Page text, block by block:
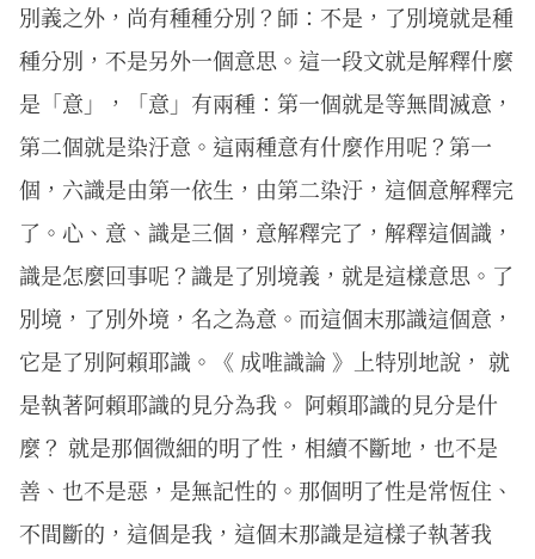
別義之外，尚有種種分別？師：不是，了別境就是種
種分別，不是另外一個意思。這一段文就是解釋什麼
是「意」，「意」有兩種：第一個就是等無間滅意，
第二個就是染汙意。這兩種意有什麼作用呢？第一
個，六識是由第一依生，由第二染汙，這個意解釋完
了。心、意、識是三個，意解釋完了，解釋這個識，
識是怎麼回事呢？識是了別境義，就是這樣意思。了
別境，了別外境，名之為意。而這個末那識這個意，
它是了別阿賴耶識。《 成唯識論 》上特別地說， 就
是執著阿賴耶識的見分為我。 阿賴耶識的見分是什
麼？ 就是那個微細的明了性，相續不斷地，也不是
善、也不是惡，是無記性的。那個明了性是常恆住、
不間斷的，這個是我，這個末那識是這樣子執著我